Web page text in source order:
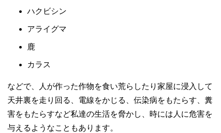
ハクビシン
アライグマ
鹿
カラス
などで、人が作った作物を食い荒らしたり家屋に浸入して
天井裏を走り回る、電線をかじる、伝染病をもたらす、糞
害をもたらすなど私達の生活を脅かし、時には人に危害を
与えるようなこともあります。